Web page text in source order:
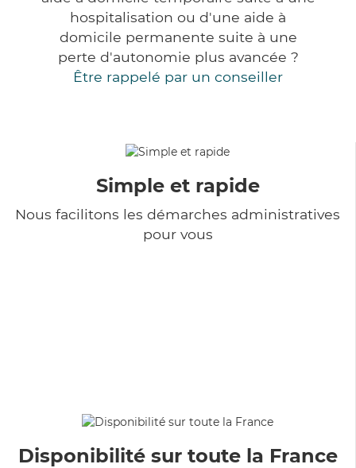
hospitalisation ou d'une aide à
domicile permanente suite à une
perte d'autonomie plus avancée ?
Être rappelé par un conseiller
Simple et rapide
Nous facilitons les démarches administratives
pour vous
Disponibilité sur toute la France